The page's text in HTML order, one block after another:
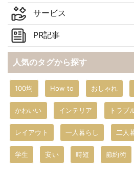
サービス
PR記事
人気のタグから探す
100均 How to おしゃれ
かわいい インテリア トラブ
レイアウト 一人暮らし 二人
学生 安い 時短 節約術